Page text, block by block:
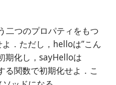
つのプロパティをもつ
．ただし，helloは”こん
期化し，sayHelloは
関数で初期化せよ．こ